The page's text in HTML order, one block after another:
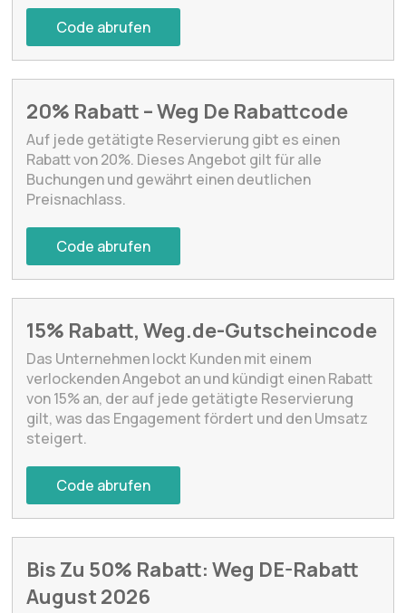
Code abrufen
20% Rabatt – Weg De Rabattcode
Auf jede getätigte Reservierung gibt es einen
Rabatt von 20%. Dieses Angebot gilt für alle
Buchungen und gewährt einen deutlichen
Preisnachlass.
Code abrufen
15% Rabatt, Weg.de-Gutscheincode
Das Unternehmen lockt Kunden mit einem
verlockenden Angebot an und kündigt einen Rabatt
von 15% an, der auf jede getätigte Reservierung
gilt, was das Engagement fördert und den Umsatz
steigert.
Code abrufen
Bis Zu 50% Rabatt: Weg DE-Rabatt
August 2026